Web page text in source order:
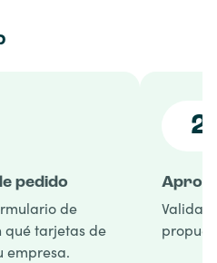
pedido
de
qué tarjetas de
empresa.
2